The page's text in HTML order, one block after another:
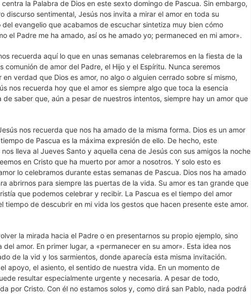
la Palabra de Dios en este sexto domingo de Pascua. Sin embargo,
discurso sentimental, Jesús nos invita a mirar el amor en toda su
evangelio que acabamos de escuchar sintetiza muy bien cómo
el Padre me ha amado, así os he amado yo; permaneced en mi amor».
recuerda aquí lo que en unas semanas celebraremos en la fiesta de la
comunión de amor del Padre, el Hijo y el Espíritu. Nunca seremos
verdad que Dios es amor, no algo o alguien cerrado sobre sí mismo,
nos recuerda hoy que el amor es siempre algo que toca la esencia
de saber que, aún a pesar de nuestros intentos, siempre hay un amor que
nos recuerda que nos ha amado de la misma forma. Dios es un amor
de Pascua es la máxima expresión de ello. De hecho, este
lleva al Jueves Santo y aquella cena de Jesús con sus amigos la noche
en Cristo que ha muerto por amor a nosotros. Y solo esto es
lo celebramos durante estas semanas de Pascua. Dios nos ha amado
abrirnos para siempre las puertas de la vida. Su amor es tan grande que
que podemos celebrar y recibir. La Pascua es el tiempo del amor
tiempo de descubrir en mi vida los gestos que hacen presente este amor.
la mirada hacia el Padre o en presentarnos su propio ejemplo, sino
amor. En primer lugar, a «permanecer en su amor». Esta idea nos
de la vid y los sarmientos, donde aparecía esta misma invitación.
apoyo, el asiento, el sentido de nuestra vida. En un momento de
resultar especialmente urgente y necesaria. A pesar de todo,
por Cristo. Con él no estamos solos y, como dirá san Pablo, nada podrá